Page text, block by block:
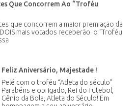
Que Concorrem Ao “Troféu
que concorrem a maior premiação da
mais votados receberão o “Troféu
Feliz Aniversário, Majestade !
Pelé com o troféu “Atleta do século”
Parabéns e obrigado, Rei do Futebol,
Gênio da Bola, Atleta do Século! Em